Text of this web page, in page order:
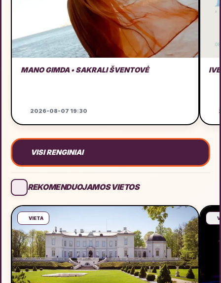
MANO GIMDA • SAKRALI ŠVENTOVĖ
2026-08-07 19:30
VISI RENGINIAI
REKOMENDUOJAMOS VIETOS
VIETA